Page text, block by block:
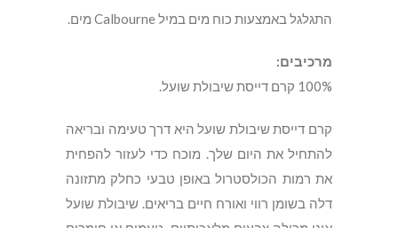
התגלגל באמצעות כוח מים במיל Calbourne מים.
מרכיבים:
100% קרם דייסת שיבולת שועל.
קרם דייסת שיבולת שועל היא דרך טעימה ובריאה
להתחיל את היום שלך. מוכח כדי לעזור להפחית
את רמות הכולסטרול באופן טבעי כחלק מתזונה
דלה בשומן רווי ואורח חיים בריאים. שיבולת שועל